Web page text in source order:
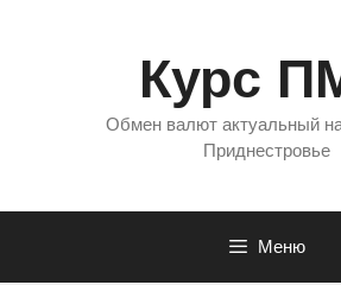
Курс
Обмен валют актуальный
Приднестровье
Меню